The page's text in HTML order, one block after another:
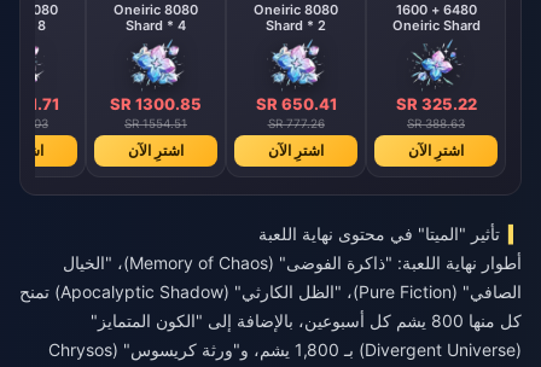
6480 + 1600
Oneiric Shard
SR 325.22
SR 388.63
اشترِ الآن
8080 Oneiric
Shard * 2
SR 650.41
SR 777.26
اشترِ الآن
8080 Oneiric
Shard * 4
SR 1300.85
SR 1554.51
اشترِ الآن
* 8
3109.03
اشترِ
تأثير "الميتا" في محتوى نهاية اللعبة
أطوار نهاية اللعبة: "ذاكرة الفوضى" (Memory of Chaos)، "الخيال
الصافي" (Pure Fiction)، "الظل الكارثي" (Apocalyptic Shadow) تمنح
كل منها 800 يشم كل أسبوعين، بالإضافة إلى "الكون المتمايز"
(Divergent Universe) بـ 1,800 يشم، و"ورثة كريسوس" (Chrysos